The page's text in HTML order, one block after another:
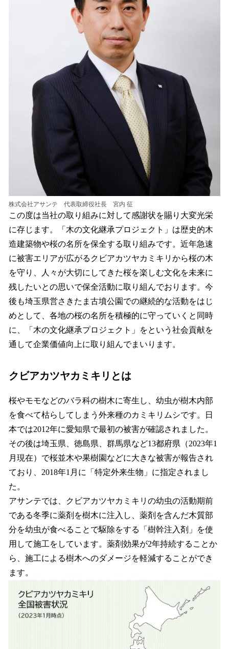
株式会社アサンテ 代表取締役社長 宮内 征
この度は当社の取り組みに対して感謝状を賜り大変光栄
に存じます。「木の文化継承プロジェクト」は歴史的木
造建築物や桜の名所を保全する取り組みです。近年急速
に被害エリアが広がるクビアカツヤカミキリから桜の木
を守り、人々が大切にしてきた桜を楽しむ文化を未来に
残したいとの思いで保全活動に取り組んでおります。今
後も埼玉県営さきたま古墳公園での継続的な活動をはじ
めとして、各地の桜の名所を積極的に守っていくと同時
に、「木の文化継承プロジェクト」をという社会貢献を
通して企業価値向上に取り組んでまいります。
クビアカツヤカミキリとは
桜やモモなどのバラ科の樹木に寄生し、幼虫が樹木内部
を食べて枯らしてしまう外来種のカミキリムシです。日
本では2012年に愛知県で最初の被害が確認されました。
その後は埼玉県、徳島県、群馬県など13都府県（2023年1
月現在）で桜並木や果樹園などに大きな被害が報告され
ており、2018年1月に「特定外来生物」に指定されまし
た。
アサンテでは、クビアカツヤカミキリの幼虫の活動期前
である冬季に薬剤を樹木に注入し、薬剤を含んだ木質部
分を幼虫が食べることで駆除をする「樹幹注入剤」を使
用して施工をしています。薬剤効果が2年持続することか
ら、施工による樹木へのダメージを軽減することができ
ます。